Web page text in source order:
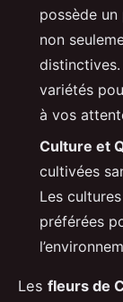
possède un
non
variétés
à vos
Culture et
cultivées
Les
préférées
Les fleurs de